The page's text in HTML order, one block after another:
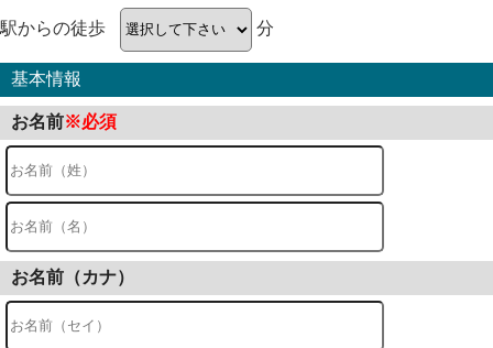
駅からの徒歩 分
基本情報
お名前※必須
お名前（カナ）